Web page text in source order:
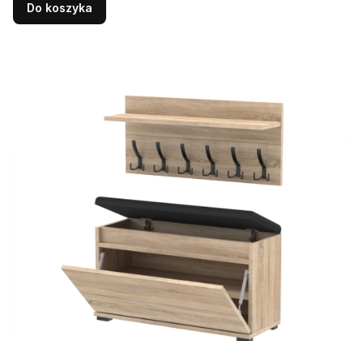
Do koszyka